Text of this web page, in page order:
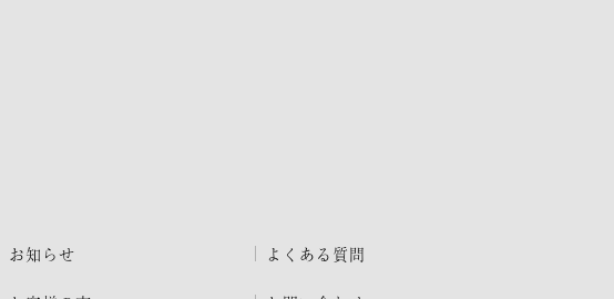
お知らせ よくある質問